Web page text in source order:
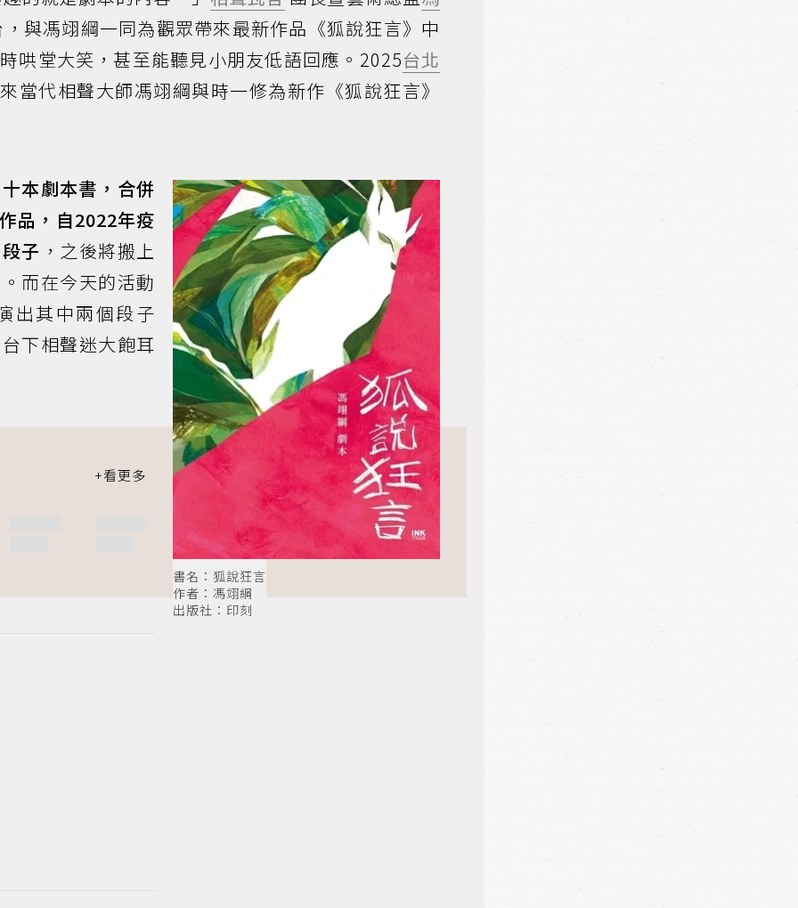
與馮翊綱一同為觀眾帶來最新作品《狐說狂言》中
哄堂大笑，甚至能聽見小朋友低語回應。2025台北
當代相聲大師馮翊綱與時一修為新作《狐說狂言》
書名：狐說狂言
作者：馮翊綱
出版社：印刻
本劇本書，合併
品，自2022年疫
子 ，之後將搬上
而在今天的活動
出其中兩個段子
下相聲迷大飽耳